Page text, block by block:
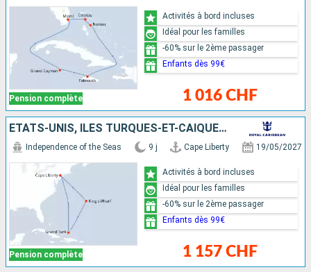
Pension complète 1 016 CHF
Activités à bord incluses
Idéal pour les familles
-60% sur le 2ème passager
Enfants dès 99€
ÉTATS-UNIS, ÎLES TURQUES-ET-CAÏQUES, BERMUDES
Pension complète
Independence of the Seas 9 j Cape Liberty 19/05/2027
1 157 CHF
Activités à bord incluses
Idéal pour les familles
-60% sur le 2ème passager
Enfants dès 99€